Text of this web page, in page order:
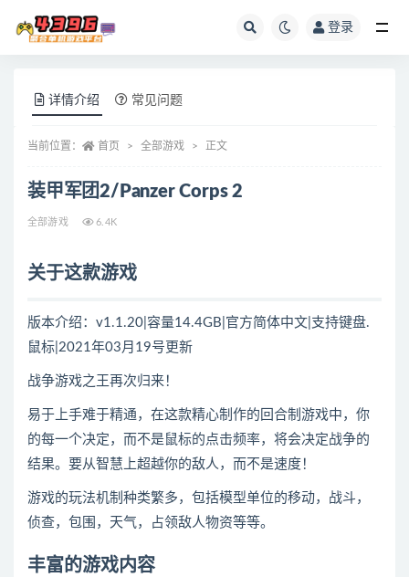
登录
详情介绍 常见问题
当前位置： 首页 全部游戏 正文
装甲军团2/Panzer Corps 2
全部游戏 6.4K
关于这款游戏
版本介绍：v1.1.20|容量14.4GB|官方简体中文|支持键盘.
鼠标|2021年03月19号更新
战争游戏之王再次归来！
易于上手难于精通，在这款精心制作的回合制游戏中，你
的每一个决定，而不是鼠标的点击频率，将会决定战争的
结果。要从智慧上超越你的敌人，而不是速度！
游戏的玩法机制种类繁多，包括模型单位的移动，战斗，
侦查，包围，天气，占领敌人物资等等。
丰富的游戏内容